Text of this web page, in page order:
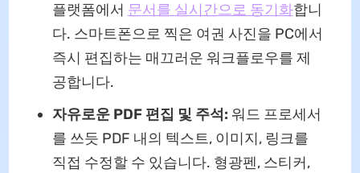
플랫폼에서 문서를 실시간으로 동기화합니
다. 스마트폰으로 찍은 여권 사진을 PC에서
즉시 편집하는 매끄러운 워크플로우를 제
공합니다.
자유로운 PDF 편집 및 주석: 워드 프로세서
를 쓰듯 PDF 내의 텍스트, 이미지, 링크를
직접 수정할 수 있습니다. 형광펜, 스티커,